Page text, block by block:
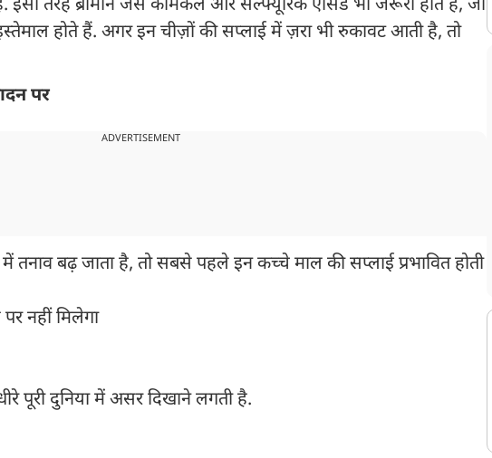
तरह ब्रोमीन जैसे केमिकल और सल्फ्यूरिक एसिड भी जरूरी होते हैं, जो
होते हैं. अगर इन चीज़ों की सप्लाई में ज़रा भी रुकावट आती है, तो
पर
ADVERTISEMENT
तनाव बढ़ जाता है, तो सबसे पहले इन कच्चे माल की सप्लाई प्रभावित होती
नहीं मिलेगा
पूरी दुनिया में असर दिखाने लगती है.